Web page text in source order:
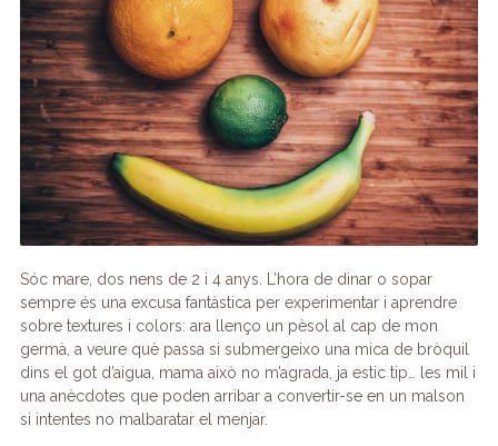
b
o
o
k
dI
n
a
m
A
p
p
ar
te
ix
Sóc mare, dos nens de 2 i 4 anys. L’hora de dinar o sopar
sempre és una excusa fantàstica per experimentar i aprendre
sobre textures i colors: ara llenço un pèsol al cap de mon
germà, a veure què passa si submergeixo una mica de bròquil
dins el got d’aigua, mama això no m’agrada, ja estic tip… les mil i
una anècdotes que poden arribar a convertir-se en un malson
si intentes no malbaratar el menjar.